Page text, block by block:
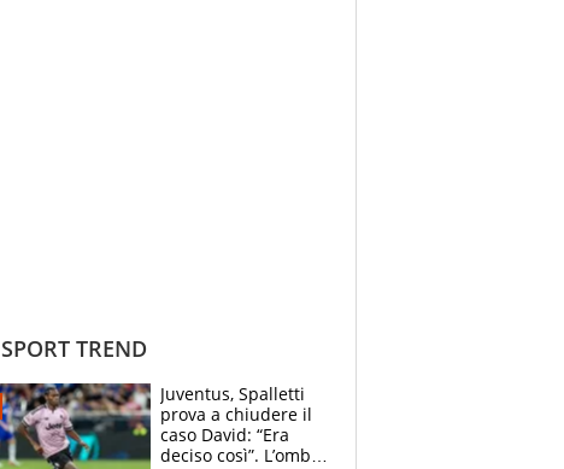
SPORT TREND
Juventus, Spalletti
prova a chiudere il
caso David: “Era
deciso così”. L’ombra